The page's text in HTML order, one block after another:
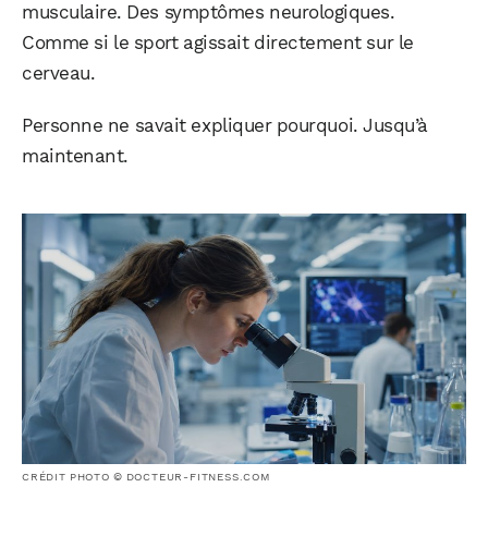
musculaire. Des symptômes neurologiques.
Comme si le sport agissait directement sur le
cerveau.
Personne ne savait expliquer pourquoi. Jusqu’à
maintenant.
CRÉDIT PHOTO © DOCTEUR-FITNESS.COM